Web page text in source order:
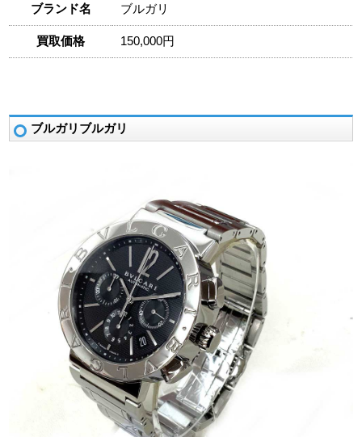
ブランド名 ブルガリ
買取価格 150,000円
ブルガリブルガリ